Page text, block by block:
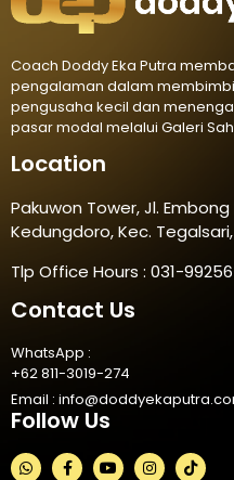
Coach Doddy Eka Putra
pengalaman dalam
pengusaha kecil dan
pasar modal melalui Galeri
Location
Pakuwon Tower, Jl. Embong
Kedungdoro, Kec.
Tlp Office Hours : 031-
Contact Us
WhatsApp :
+62 811-3019-274
Email :
Follow Us